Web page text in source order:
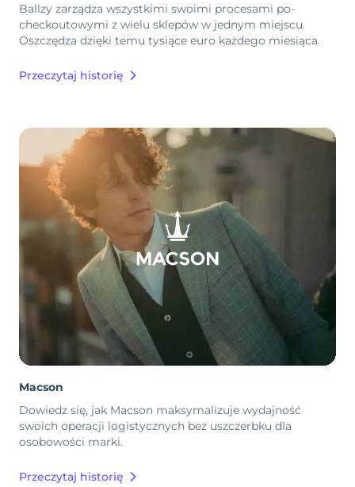
Ballzy zarządza wszystkimi swoimi procesami po-
checkoutowymi z wielu sklepów w jednym miejscu.
Oszczędza dzięki temu tysiące euro każdego miesiąca.
Przeczytaj historię
Macson
Dowiedz się, jak Macson maksymalizuje wydajność
swoich operacji logistycznych bez uszczerbku dla
osobowości marki.
Przeczytaj historię